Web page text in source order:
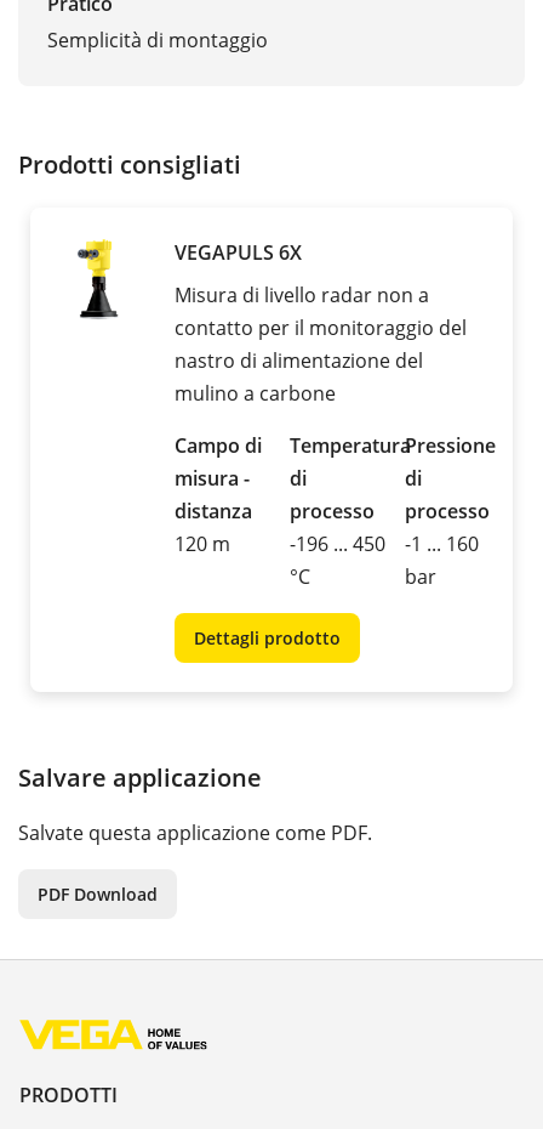
Semplicità di montaggio
Prodotti consigliati
VEGAPULS 6X
Misura di livello radar non a
contatto per il monitoraggio del
nastro di alimentazione del
mulino a carbone
Campo di
misura -
distanza
120 m
Temperatura
di
processo
-196 ... 450
°C
Pressione
di
processo
-1 ... 160
bar
Dettagli prodotto
Salvare applicazione
Salvate questa applicazione come PDF.
PDF Download
PRODOTTI